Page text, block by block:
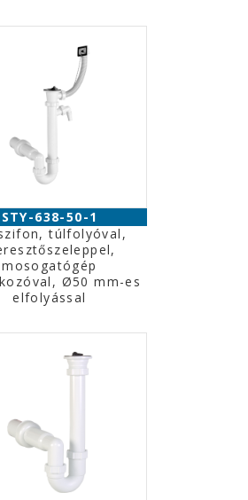
STY-638-50-1
túlfolyóval,
mosogatógép
Ø50 mm-es
elfolyással